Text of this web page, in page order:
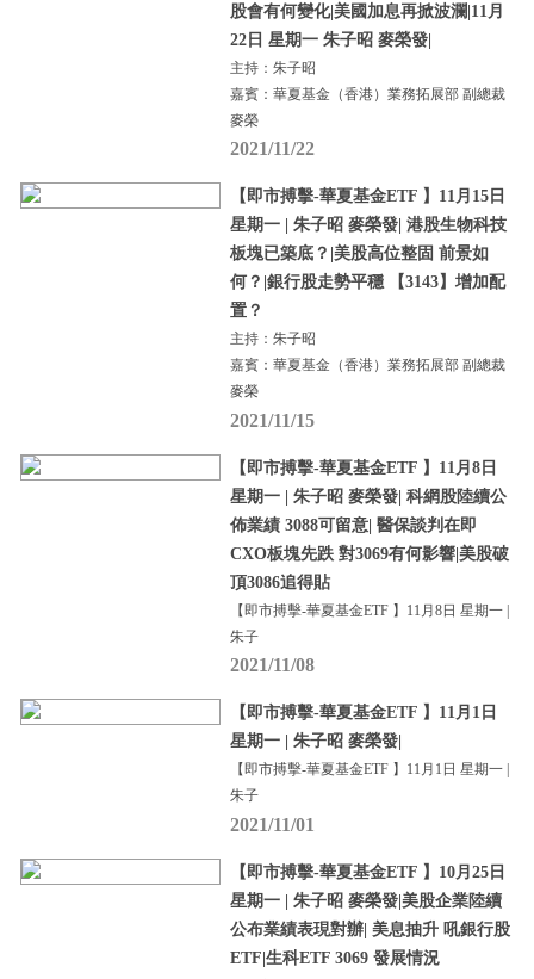
股會有何變化|美國加息再掀波瀾|11月
22日 星期一 朱子昭 麥榮發|
主持：朱子昭
嘉賓：華夏基金（香港）業務拓展部 副總裁
麥榮
2021/11/22
【即市搏擊-華夏基金ETF 】11月15日
星期一 | 朱子昭 麥榮發| 港股生物科技
板塊已築底？|美股高位整固 前景如
何？|銀行股走勢平穩 【3143】增加配
置？
主持：朱子昭
嘉賓：華夏基金（香港）業務拓展部 副總裁
麥榮
2021/11/15
【即市搏擊-華夏基金ETF 】11月8日
星期一 | 朱子昭 麥榮發| 科網股陸續公
佈業績 3088可留意| 醫保談判在即
CXO板塊先跌 對3069有何影響|美股破
頂3086追得貼
【即市搏擊-華夏基金ETF 】11月8日 星期一 |
朱子
2021/11/08
【即市搏擊-華夏基金ETF 】11月1日
星期一 | 朱子昭 麥榮發|
【即市搏擊-華夏基金ETF 】11月1日 星期一 |
朱子
2021/11/01
【即市搏擊-華夏基金ETF 】10月25日
星期一 | 朱子昭 麥榮發|美股企業陸續
公布業績表現對辦| 美息抽升 吼銀行股
ETF|生科ETF 3069 發展情況